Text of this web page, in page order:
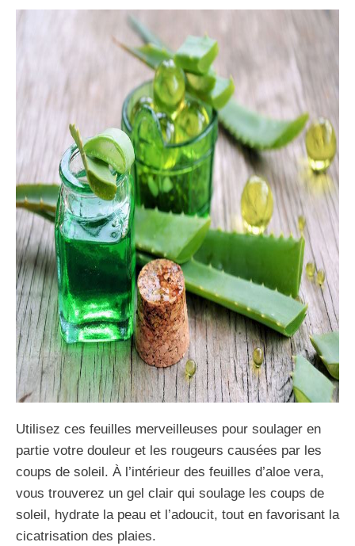
Utilisez ces feuilles merveilleuses pour soulager en
partie votre douleur et les rougeurs causées par les
coups de soleil. À l’intérieur des feuilles d’aloe vera,
vous trouverez un gel clair qui soulage les coups de
soleil, hydrate la peau et l’adoucit, tout en favorisant la
cicatrisation des plaies.